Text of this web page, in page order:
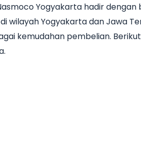
Yogyakarta hadir
wilayah Yogyakarta dan Jawa
kemudahan pembelian.